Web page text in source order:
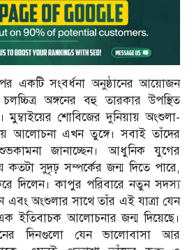
একটি সংবর্ধনা অনুষ্ঠানের আয়োজন
অঙ্গনের বহু তারকার উপস্থিত
মুম্বাইয়ের শোবিজের দুনিয়ায় অংশুলা-
আলোচনা এখন তুঙ্গে। সবাই তাঁদের
জানাচ্ছেন। আধুনিক যুগের
কতটা সুদৃঢ় সম্পর্কের জন্ম দিতে পারে,
দিলেন। কাপুর পরিবারে নতুন সদস্য
অংশুলার সাথে তাঁর এই যাত্রা যেন
ইতিবাচক আলোচনার জন্ম দিয়েছে।
দিনগুলো যেন ভালোবাসা আর